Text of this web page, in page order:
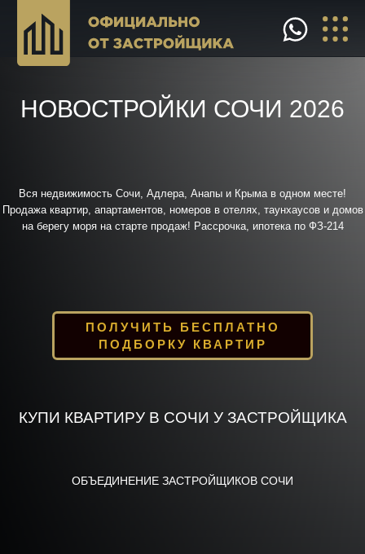
НОВОСТРОЙКИ СОЧИ 2026
Вся недвижимость Сочи, Адлера, Анапы и Крыма в одном месте!
Продажа квартир, апартаментов, номеров в отелях, таунхаусов и домов
на берегу моря на старте продаж! Рассрочка, ипотека по ФЗ-214
ПОЛУЧИТЬ БЕСПЛАТНО
ПОДБОРКУ КВАРТИР
КУПИ КВАРТИРУ В СОЧИ У ЗАСТРОЙЩИКА
ОБЪЕДИНЕНИЕ ЗАСТРОЙЩИКОВ СОЧИ